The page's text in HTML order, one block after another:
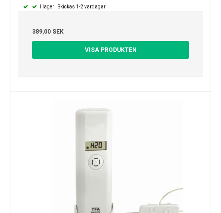
I lager | Skickas 1-2 vardagar
389,00 SEK
VISA PRODUKTEN